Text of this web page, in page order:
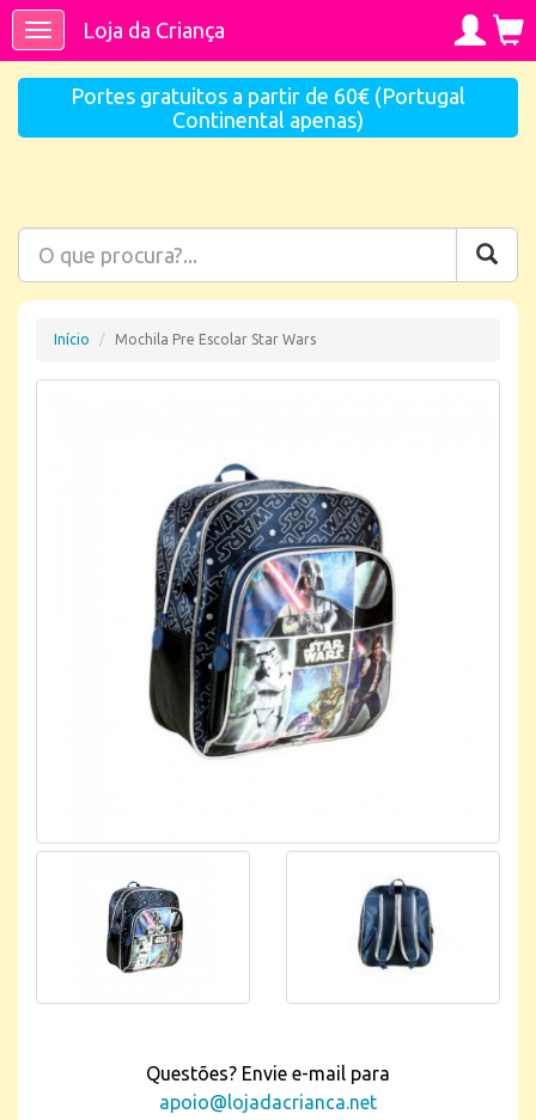
ToggleLoja da Criança
Portes gratuitos a partir de 60€ (Portugal
Continental apenas)
Início Mochila Pre Escolar Star Wars
Questões? Envie e-mail para
apoio@lojadacrianca.net